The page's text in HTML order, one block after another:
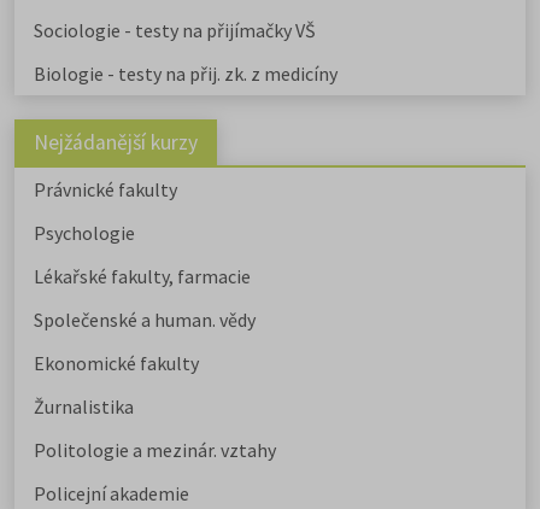
Sociologie - testy na přijímačky VŠ
Biologie - testy na přij. zk. z medicíny
Nejžádanější kurzy
Právnické fakulty
Psychologie
Lékařské fakulty, farmacie
Společenské a human. vědy
Ekonomické fakulty
Žurnalistika
Politologie a mezinár. vztahy
Policejní akademie